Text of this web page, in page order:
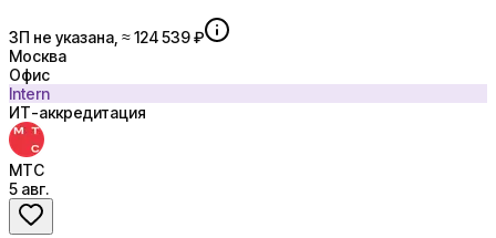
ЗП не указана, ≈ 124 539 ₽
Москва
Офис
Intern
ИТ-аккредитация
МТС
5 авг.